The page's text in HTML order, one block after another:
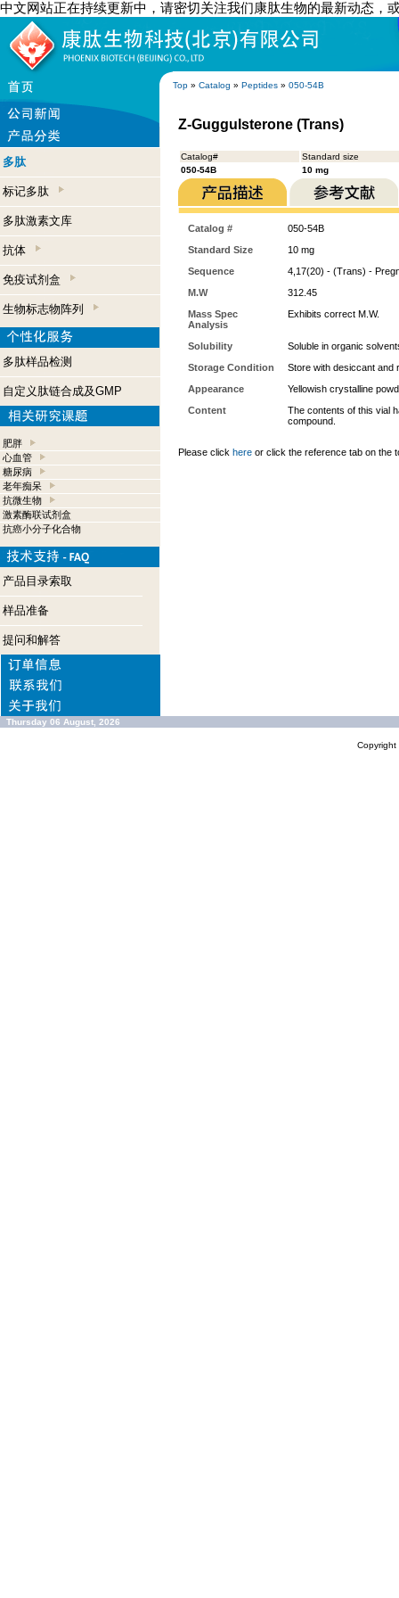
中文网站正在持续更新中，请密切关注我们康肽生物的最新动态，
Top » Catalog » Peptides » 050-54B
多肽
标记多肽
多肽激素文库
抗体
免疫试剂盒
生物标志物阵列
多肽样品检测
自定义肽链合成及GMP
肥胖
心血管
糖尿病
老年痴呆
抗微生物
激素酶联试剂盒
抗癌小分子化合物
产品目录索取
样品准备
提问和解答
Z-Guggulsterone (Trans)
Catalog#
Standard size
050-54B
10 mg
Catalog #
050-54B
Standard Size
10 mg
Sequence
4,17(20) - (Trans) -
M.W
312.45
Mass Spec
Analysis
Exhibits correct M.W.
Solubility
Soluble in organic
Storage Condition
Store with desiccant and
Appearance
Yellowish crystalline
Content
The contents of this vial
compound.
Please click here or click the reference tab on the
Thursday 06 August, 2026